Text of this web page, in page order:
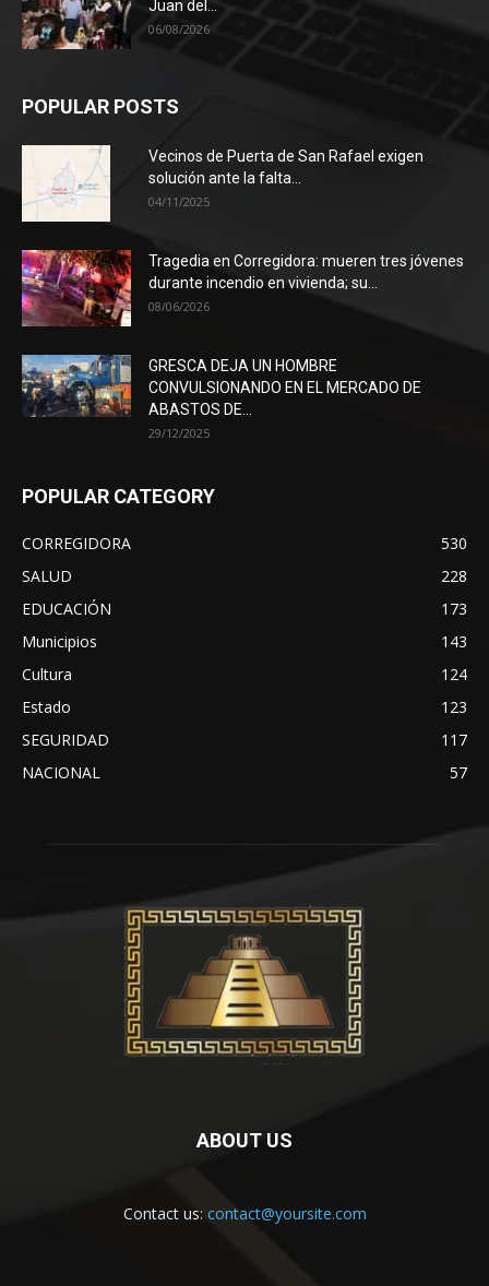
Juan del...
06/08/2026
POPULAR POSTS
Vecinos de Puerta de San Rafael exigen
solución ante la falta...
04/11/2025
Tragedia en Corregidora: mueren tres jóvenes
durante incendio en vivienda; su...
08/06/2026
GRESCA DEJA UN HOMBRE
CONVULSIONANDO EN EL MERCADO DE
ABASTOS DE...
29/12/2025
POPULAR CATEGORY
CORREGIDORA
530
SALUD
228
EDUCACIÓN
173
Municipios
143
Cultura
124
Estado
123
SEGURIDAD
117
NACIONAL
57
ABOUT US
Contact us: contact@yoursite.com